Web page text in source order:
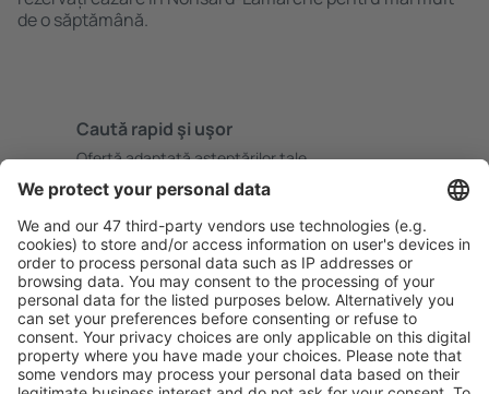
de o săptămână.
Caută rapid şi uşor
Ofertă adaptată aşteptărilor tale.
Planifică ȋn siguranţă
Rezervare fără griji cu opțiune gratuită de anulare.
Economiseşte mai mult
Prețuri atractive și oferte speciale pentru utilizatorii
conectați.